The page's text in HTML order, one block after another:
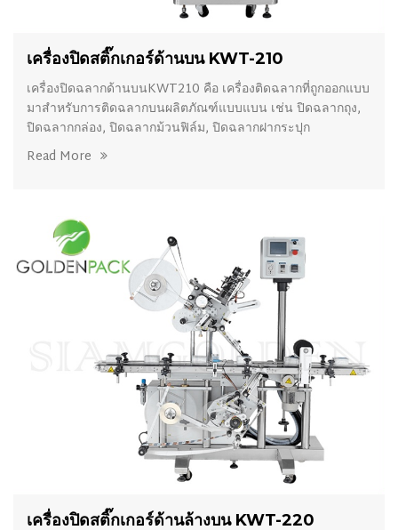
เครื่องปิดสติ๊กเกอร์ด้านบน KWT-210
เครื่องปิดฉลากด้านบนKWT210 คือ เครื่องติดฉลากที่ถูกออกแบบ
มาสำหรับการติดฉลากบนผลิตภัณฑ์แบบแบน เช่น ปิดฉลากถุง,
ปิดฉลากกล่อง, ปิดฉลากม้วนฟิล์ม, ปิดฉลากฝากระปุก
Read More
เครื่องปิดสติ๊กเกอร์ด้านล้างบน KWT-220